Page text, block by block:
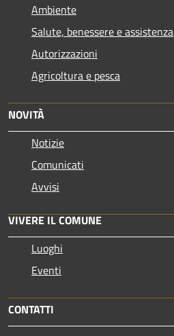
Ambiente
Salute, benessere e assistenza
Autorizzazioni
Agricoltura e pesca
NOVITÀ
Notizie
Comunicati
Avvisi
VIVERE IL COMUNE
Luoghi
Eventi
CONTATTI